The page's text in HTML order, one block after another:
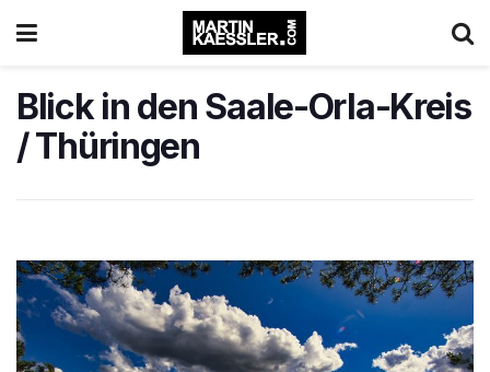
Blick in den Saale-Orla-Kreis
/ Thüringen